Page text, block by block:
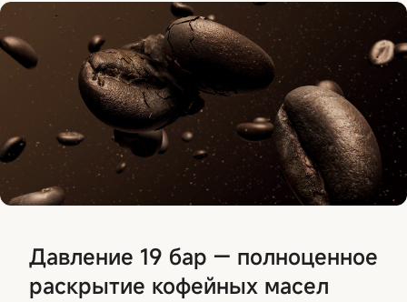
Давление 19 бар — полноценное
раскрытие кофейных масел